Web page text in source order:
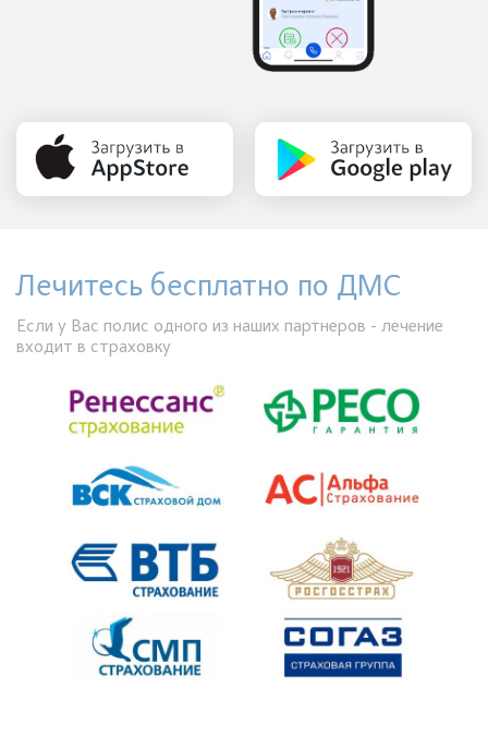
Лечитесь бесплатно по ДМС
Если у Вас полис одного из наших партнеров - лечение
входит в страховку